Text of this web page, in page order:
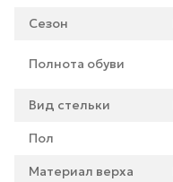
Сезон
Полнота обуви
Вид стельки
Пол
Материал верха